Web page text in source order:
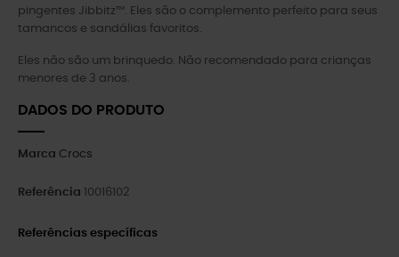
pingentes Jibbitz™. Eles são o complemento perfeito para seus
tamancos e sandálias favoritos.
Eles não são um brinquedo. Não recomendado para crianças
menores de 3 anos.
DADOS DO PRODUTO
Marca Crocs
Referência 10016102
Referências específicas